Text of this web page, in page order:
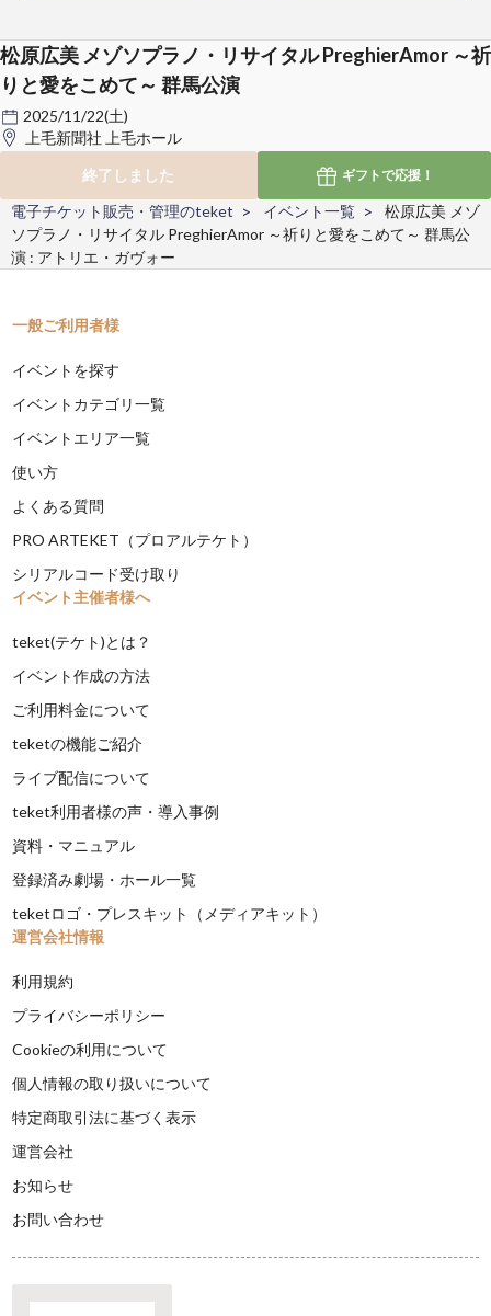
松原広美 メゾソプラノ・リサイタル PreghierAmor ～祈
りと愛をこめて～ 群馬公演
2025/11/22(土)
上毛新聞社 上毛ホール
終了しました
ギフトで応援！
電子チケット販売・管理のteket イベント一覧
松原広美 メゾ
ソプラノ・リサイタル PreghierAmor ～祈りと愛をこめて～ 群馬公
演 : アトリエ・ガヴォー
一般ご利用者様
イベントを探す
イベントカテゴリ一覧
イベントエリア一覧
使い方
よくある質問
PRO ARTEKET（プロアルテケト）
シリアルコード受け取り
イベント主催者様へ
teket(テケト)とは？
イベント作成の方法
ご利用料金について
teketの機能ご紹介
ライブ配信について
teket利用者様の声・導入事例
資料・マニュアル
登録済み劇場・ホール一覧
teketロゴ・プレスキット（メディアキット）
運営会社情報
利用規約
プライバシーポリシー
Cookieの利用について
個人情報の取り扱いについて
特定商取引法に基づく表示
運営会社
お知らせ
お問い合わせ